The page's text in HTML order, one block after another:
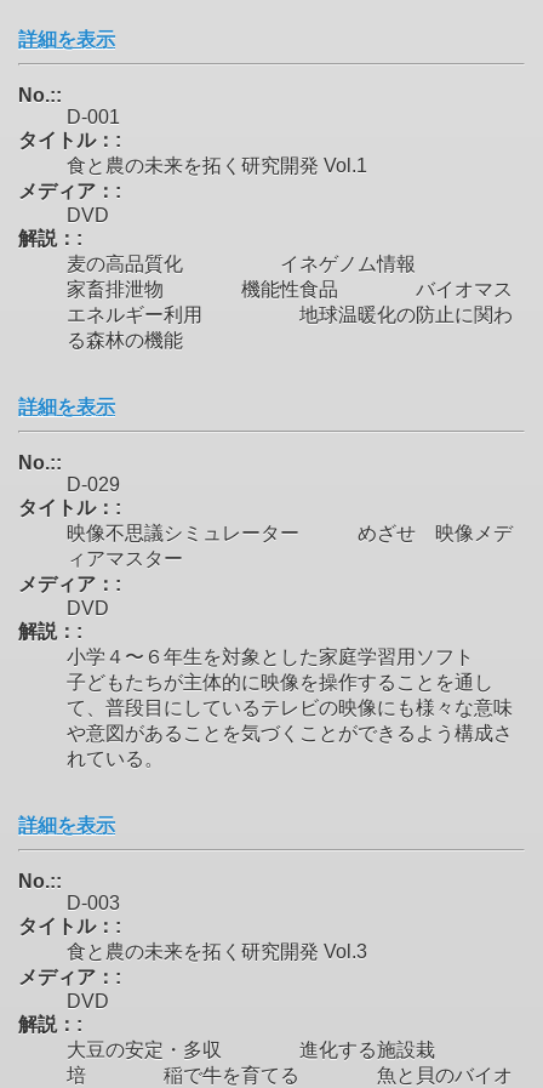
詳細を表示
No.::
D-001
タイトル：:
食と農の未来を拓く研究開発 Vol.1
メディア：:
DVD
解説：:
麦の高品質化 イネゲノム情報
家畜排泄物 機能性食品 バイオマス
エネルギー利用 地球温暖化の防止に関わ
る森林の機能
詳細を表示
No.::
D-029
タイトル：:
映像不思議シミュレーター めざせ 映像メデ
ィアマスター
メディア：:
DVD
解説：:
小学４〜６年生を対象とした家庭学習用ソフト
子どもたちが主体的に映像を操作することを通し
て、普段目にしているテレビの映像にも様々な意味
や意図があることを気づくことができるよう構成さ
れている。
詳細を表示
No.::
D-003
タイトル：:
食と農の未来を拓く研究開発 Vol.3
メディア：:
DVD
解説：:
大豆の安定・多収 進化する施設栽
培 稲で牛を育てる 魚と貝のバイオ